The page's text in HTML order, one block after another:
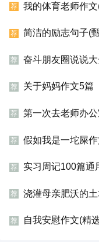
荐 我的体育老师作
荐 简洁的励志句子(
荐 奋斗朋友圈说说
荐 关于妈妈作文5篇
荐
荐 假如我是一坨屎作
荐 实习周记100篇通
荐 浇灌母亲肥沃的
荐 自我安慰作文(精